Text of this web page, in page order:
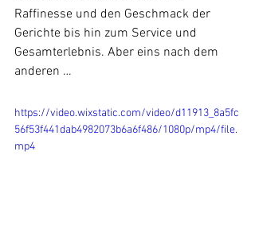
Raffinesse und den Geschmack der
Gerichte bis hin zum Service und
Gesamterlebnis. Aber eins nach dem
anderen …
https://video.wixstatic.com/video/d11913_8a5fc
56f53f441dab4982073b6a6f486/1080p/mp4/file.
mp4